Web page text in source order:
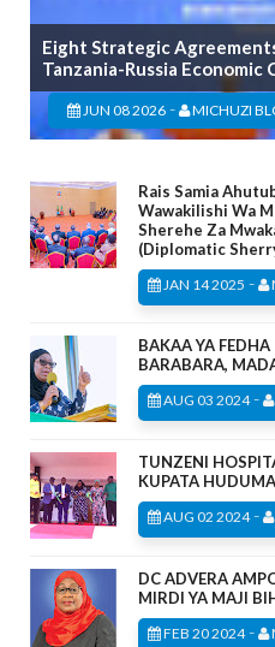
Eight Strategic
Tanzania-Russia
JUN 08 2026 - MICHUZI
Rais Samia
Wawakilishi Wa
Sherehe Za
(Diplomatic
JAN 14 2025 -
BAKAA YA
BARABARA,
AUG 03 2024-
TUNZENI
KUPATA HUDUMA
AUG 02 2024-
DC ADVERA
MIRDI YA MAJI
FEB 20 2024-